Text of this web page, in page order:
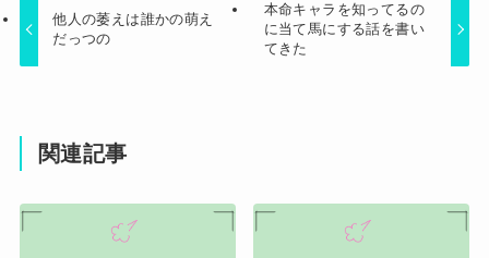
他人の萎えは誰かの萌え
だっつの
本命キャラを知ってるの
に当て馬にする話を書い
てきた
関連記事